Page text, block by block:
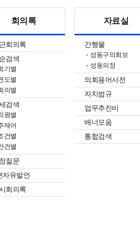
회의록
회의록
검색
기별
도별
의별
검색
원별
제어
건별
건별
질문
자유발언
회의록
자료실
간행물
성동구의회보
성동의정
의회용어사전
자치법규
업무추진비
배너모음
통합검색